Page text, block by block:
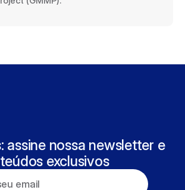
assine nossa newsletter e
exclusivos